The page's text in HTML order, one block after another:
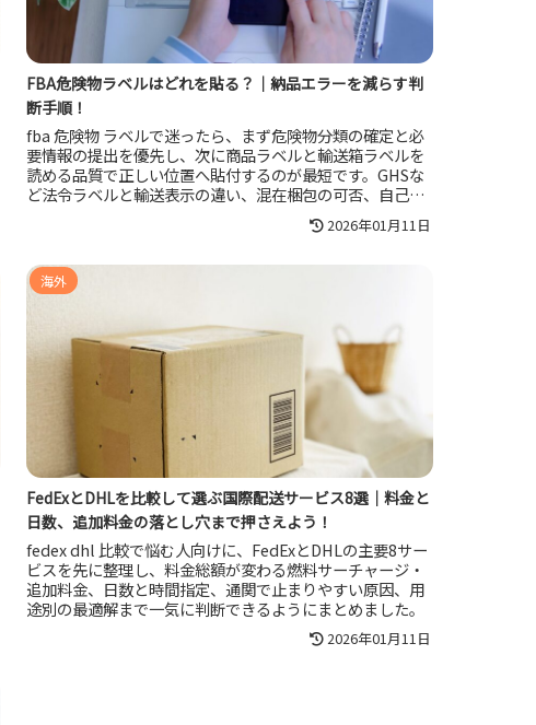
FBA危険物ラベルはどれを貼る？｜納品エラーを減らす判
断手順！
fba 危険物 ラベルで迷ったら、まず危険物分類の確定と必
要情報の提出を優先し、次に商品ラベルと輸送箱ラベルを
読める品質で正しい位置へ貼付するのが最短です。GHSな
ど法令ラベルと輸送表示の違い、混在梱包の可否、自己流
の危険物表示で配送が止まる落とし穴、パートナーキャリ
ア利用時の注意点まで実務手順で整理します。2026年01月11日
海外
FedExとDHLを比較して選ぶ国際配送サービス8選｜料金と
日数、追加料金の落とし穴まで押さえよう！
fedex dhl 比較で悩む人向けに、FedExとDHLの主要8サー
ビスを先に整理し、料金総額が変わる燃料サーチャージ・
追加料金、日数と時間指定、通関で止まりやすい原因、用
途別の最適解まで一気に判断できるようにまとめました。
2026年01月11日